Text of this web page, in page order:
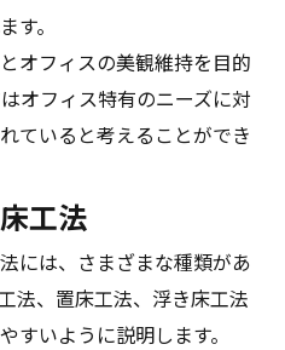
す。
オフィスの美観維持を目的
オフィス特有のニーズに対
ていると考えることができ
工法
には、さまざまな種類があ
法、置床工法、浮き床工法
すいように説明します。